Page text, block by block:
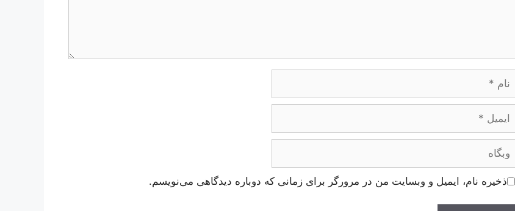
وبگاه
ذخیره نام، ایمیل و وبسایت من در مرورگر برای زمانی که دوباره دیدگاهی می‌نویسم.